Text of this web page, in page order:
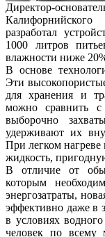
Директор-
разработал
1000 литров
влажности ниже
В основе
Эти
для хранения и
можно сравнить с
выборочно
удерживают их
При легком нагреве
жидкость,
В отличие от
которым
энергозатраты,
эффективно даже в
в условиях
человек по всему